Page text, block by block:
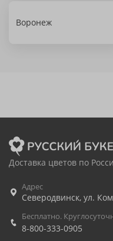
Воронеж
Доставка цветов по
Адрес
Северодвинск, ул.
Бесплатно.
8-800-333-0905